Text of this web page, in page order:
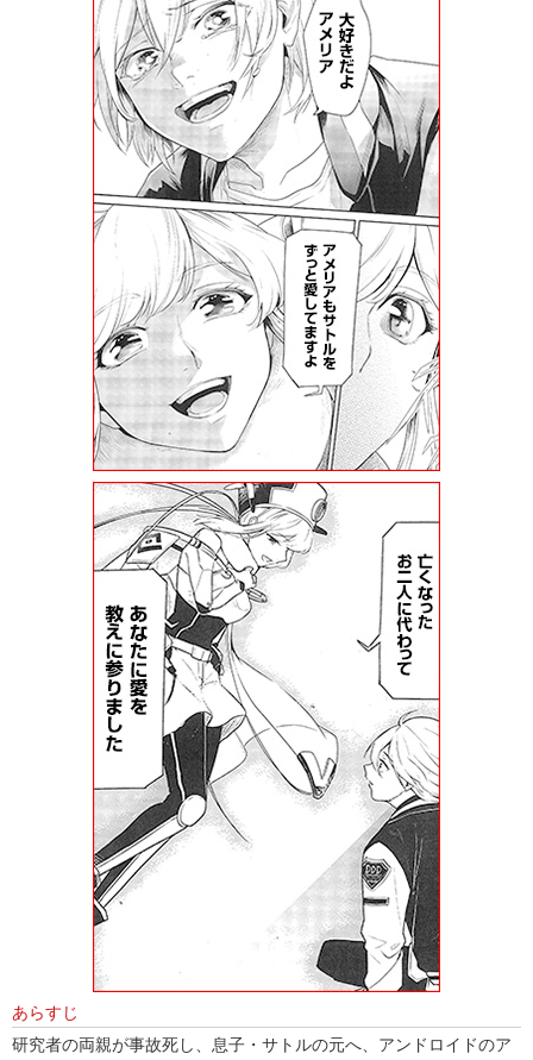
あらすじ
研究者の両親が事故死し、息子・サトルの元へ、アンドロイドのア